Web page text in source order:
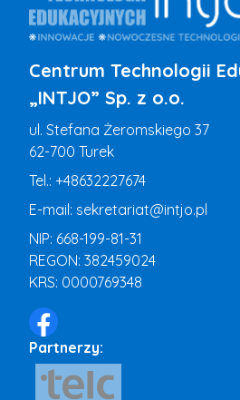
Centrum Technologii
„INTJO” Sp. z o.o.
ul. Stefana Żeromskiego 37
62-700 Turek
Tel.: +48632227674
E-mail: sekretariat@intjo.pl
NIP: 668-199-81-31
REGON: 382459024
KRS: 0000769348
Partnerzy: